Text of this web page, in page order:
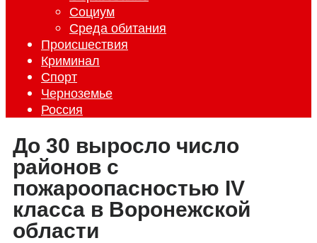
Социум
Среда обитания
Происшествия
Криминал
Спорт
Черноземье
Россия
До 30 выросло число
районов с
пожароопасностью IV
класса в Воронежской
области